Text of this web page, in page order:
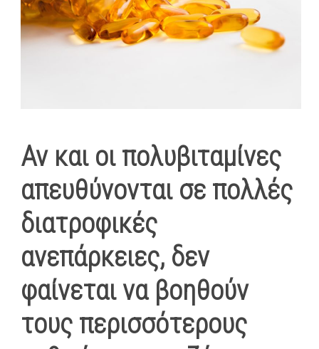
Αν και οι πολυβιταμίνες
απευθύνονται σε πολλές
διατροφικές
ανεπάρκειες, δεν
φαίνεται να βοηθούν
τους περισσότερους